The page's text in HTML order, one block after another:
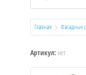
Главная Фасадные
Артикул: нет